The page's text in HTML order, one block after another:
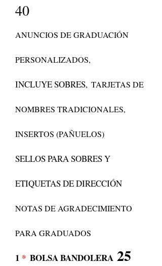
40
ANUNCIOS DE GRADUACIÓN
PERSONALIZADOS,
INCLUYE SOBRES, TARJETAS DE
NOMBRES TRADICIONALES,
INSERTOS (PAÑUELOS)
SELLOS PARA SOBRES Y
ETIQUETAS DE DIRECCIÓN
NOTAS DE AGRADECIMIENTO
PARA GRADUADOS
1 * BOLSA BANDOLERA 25